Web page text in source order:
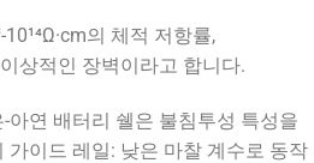
의 체적 저항률,
상적인 장벽이라고 합니다.
아연 배터리 쉘은 불침투성 특성을
가이드 레일: 낮은 마찰 계수로 동작